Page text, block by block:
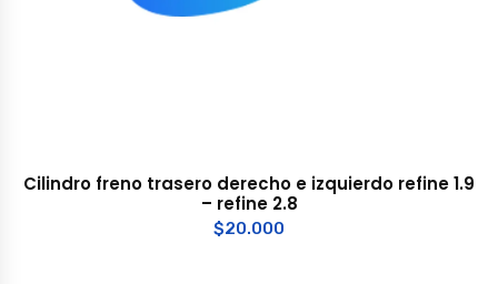
Cilindro freno trasero derecho e izquierdo refine 1.9
– refine 2.8
$20.000